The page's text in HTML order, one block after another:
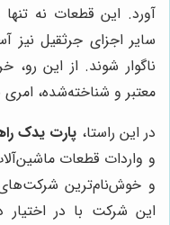
آورد. این قطعات نه تنها
سایر اجزای جرثقیل
ناگوار شوند. از این رو،
معتبر و شناخته‌شده،
در این راستا، پارت یدک
و واردات قطعات
و خوش‌نام‌ترین
این شرکت با در اختیار